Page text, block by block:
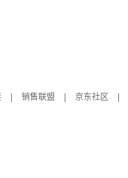
销售联盟 京东社区